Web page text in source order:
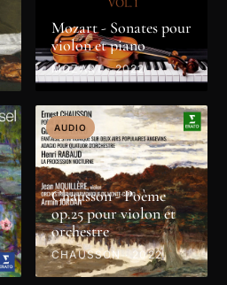
Mozart - Sonates pour
violon et piano
MOZART · 2022
AUDIO
Chausson - Poème
op.25 pour violon et
orchestre
CHAUSSON · 2022